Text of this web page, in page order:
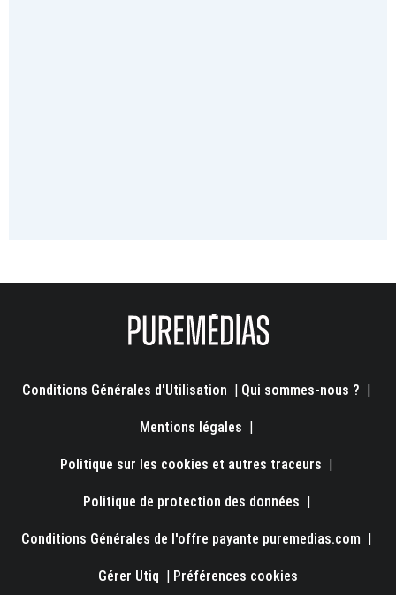
Conditions Générales d'Utilisation | Qui sommes-nous ? |
Mentions légales |
Politique sur les cookies et autres traceurs |
Politique de protection des données |
Conditions Générales de l'offre payante puremedias.com |
Gérer Utiq | Préférences cookies